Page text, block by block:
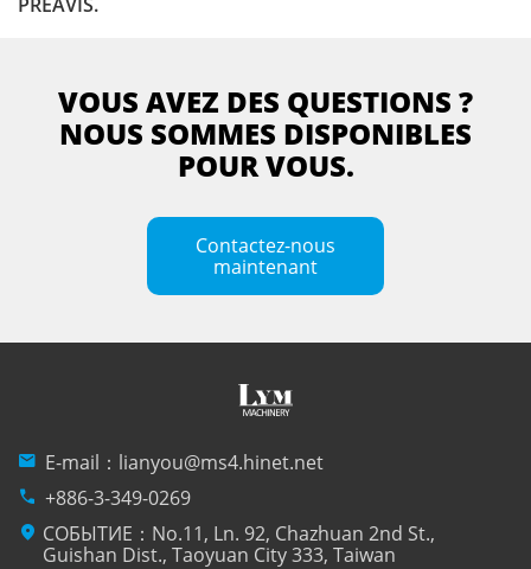
VOUS AVEZ DES QUESTIONS ?
NOUS SOMMES DISPONIBLES
POUR VOUS.
Contactez-nous
maintenant
mail E-mail： lianyou@ms4.hinet.net
phone +886-3-349-0269
location_on СОБЫТИЕ：No.11, Ln. 92, Chazhuan 2nd St.,
Guishan Dist., Taoyuan City 333, Taiwan